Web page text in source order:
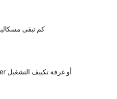
كم تبقى
صندوق Skinner أو غرفة تكييف التشغيل